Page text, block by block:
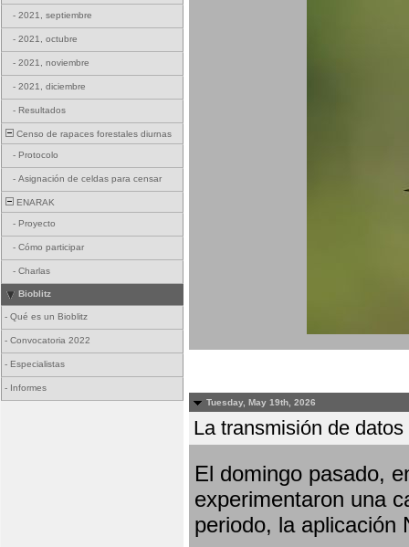
- 2021, septiembre
- 2021, octubre
- 2021, noviembre
- 2021, diciembre
- Resultados
Censo de rapaces forestales diurnas
- Protocolo
- Asignación de celdas para censar
ENARAK
- Proyecto
- Cómo participar
- Charlas
Bioblitz
- Qué es un Bioblitz
- Convocatoria 2022
- Especialistas
- Informes
Tuesday, May 19th, 2026
La transmisión de
El domingo pasado,
experimentaron una
periodo, la aplicación